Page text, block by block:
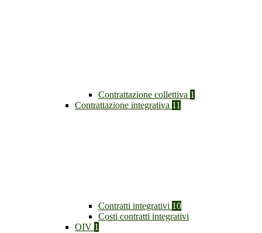
Contrattazione collettiva 1
Contrattazione integrativa 11
Contratti integrativi 10
Costi contratti integrativi
OIV 1